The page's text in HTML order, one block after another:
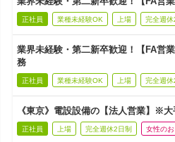
正社員 業種未経験OK 上場 完全週休
業界未経験・第二新卒歓迎！【FA営
務
正社員 業種未経験OK 上場 完全週休
《東京》電設設備の【法人営業】※
正社員 上場 完全週休2日制 女性の